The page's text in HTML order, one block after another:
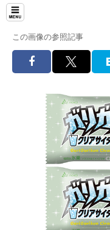
この画像の参照記事